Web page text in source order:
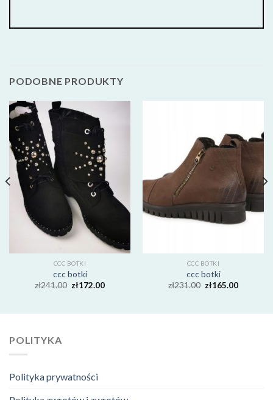
PODOBNE PRODUKTY
CCC BOTKI
ccc botki
zł241.00 zł172.00
CCC BOTKI
ccc botki
zł231.00 zł165.00
POLITYKA
Polityka prywatności